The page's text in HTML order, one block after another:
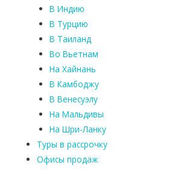
В Индию
В Турцию
В Таиланд
Во Вьетнам
На Хайнань
В Камбоджу
В Венесуэлу
На Мальдивы
На Шри-Ланку
Туры в рассрочку
Офисы продаж